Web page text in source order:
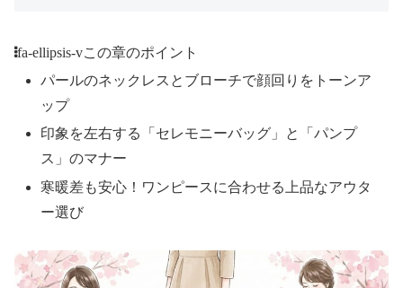
fa-ellipsis-vこの章のポイント
パールのネックレスとブローチで顔回りをトーンア
ップ
印象を左右する「セレモニーバッグ」と「パンプ
ス」のマナー
寒暖差も安心！ワンピースに合わせる上品なアウタ
ー選び